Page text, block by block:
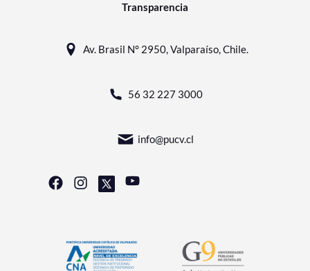
Transparencia
Av. Brasil N° 2950, Valparaíso, Chile.
56 32 227 3000
info@pucv.cl